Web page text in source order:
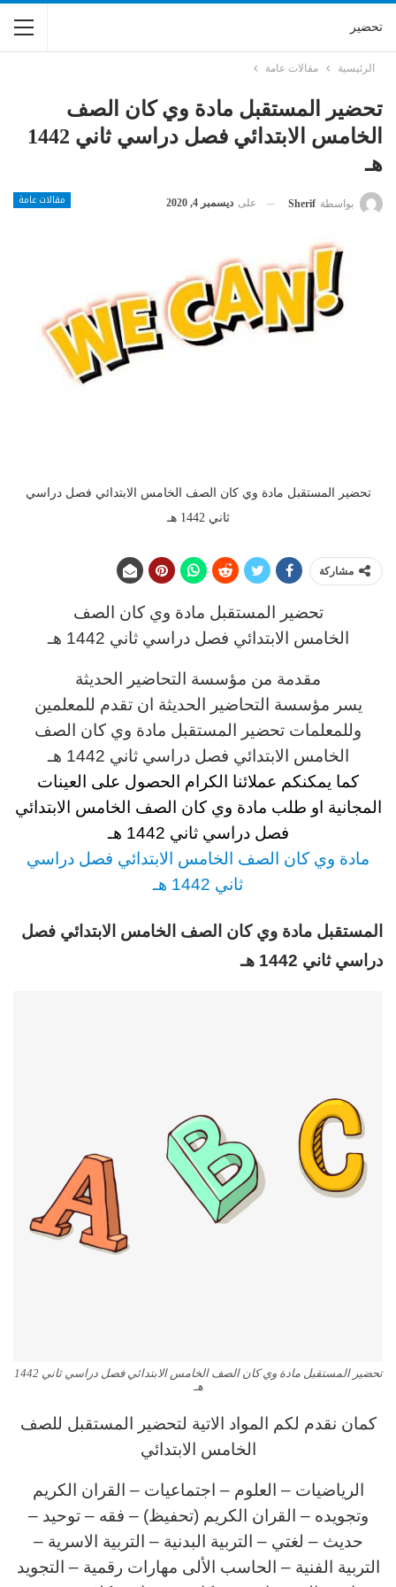
تحضير
الرئيسية مقالات عامة
تحضير المستقبل مادة وي كان الصف
الخامس الابتدائي فصل دراسي ثاني 1442
هـ
مقالات عامة بواسطة Sherif على ديسمبر 4, 2020
تحضير المستقبل مادة وي كان الصف الخامس الابتدائي فصل دراسي
ثاني 1442 هـ
مشاركة
تحضير المستقبل مادة وي كان
الصف
الخامس الابتدائي فصل دراسي ثاني 1442 هـ
مقدمة من مؤسسة التحاضير الحديثة
يسر مؤسسة التحاضير الحديثة ان تقدم للمعلمين
وللمعلمات تحضير المستقبل مادة وي كان
الصف
الخامس الابتدائي فصل دراسي ثاني 1442 هـ
كما يمكنكم عملائنا الكرام الحصول على العينات
المجانية او طلب مادة وي كان
الصف الخامس الابتدائي
فصل دراسي ثاني 1442 هـ
مادة وي كان
الصف الخامس الابتدائي فصل دراسي
ثاني 1442 هـ
المستقبل مادة وي كان الصف الخامس الابتدائي فصل
دراسي ثاني 1442 هـ
تحضير المستقبل مادة وي كان الصف الخامس الابتدائي فصل دراسي ثاني 1442
هـ
كمان نقدم لكم المواد الاتية لتحضير المستقبل للصف
الخامس الابتدائي
الرياضيات – العلوم – اجتماعيات – القران الكريم
وتجويده – القران الكريم (تحفيظ) – فقه – توحيد –
حديث – لغتي– التربية البدنية– التربية الاسرية–
التربية الفنية– الحاسب الألى مهارات رقمية– التجويد